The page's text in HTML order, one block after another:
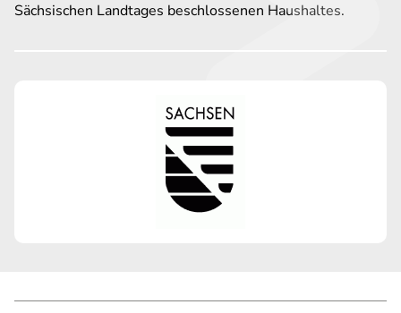
Sächsischen Landtages beschlossenen Haushaltes.